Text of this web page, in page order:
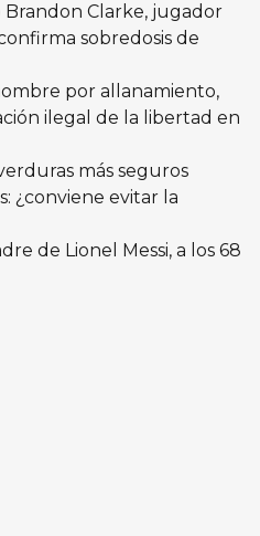
Clarke, jugador
sobredosis de
por allanamiento,
ilegal de la libertad en
más seguros
¿conviene evitar la
de Lionel Messi, a los 68